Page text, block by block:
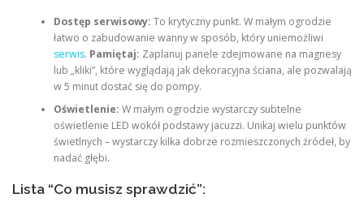
Dostęp serwisowy: To krytyczny punkt. W małym ogrodzie
łatwo o zabudowanie wanny w sposób, który uniemożliwi
serwis. Pamiętaj: Zaplanuj panele zdejmowane na magnesy
lub „kliki”, które wyglądają jak dekoracyjna ściana, ale pozwalają
w 5 minut dostać się do pompy.
Oświetlenie: W małym ogrodzie wystarczy subtelne
oświetlenie LED wokół podstawy jacuzzi. Unikaj wielu punktów
świetlnych – wystarczy kilka dobrze rozmieszczonych źródeł, by
nadać głębi.
Lista “Co musisz sprawdzić”: